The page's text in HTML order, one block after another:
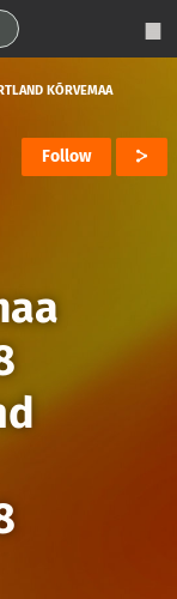
KÕRVEMAA
Follow